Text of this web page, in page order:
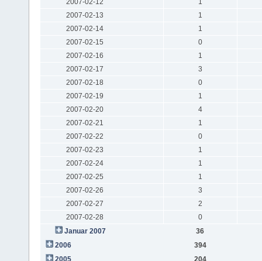
2007-02-12
1
2007-02-13
1
2007-02-14
1
2007-02-15
0
2007-02-16
1
2007-02-17
3
2007-02-18
0
2007-02-19
1
2007-02-20
4
2007-02-21
1
2007-02-22
0
2007-02-23
1
2007-02-24
1
2007-02-25
1
2007-02-26
3
2007-02-27
2
2007-02-28
0
Januar 2007
36
2006
394
2005
204